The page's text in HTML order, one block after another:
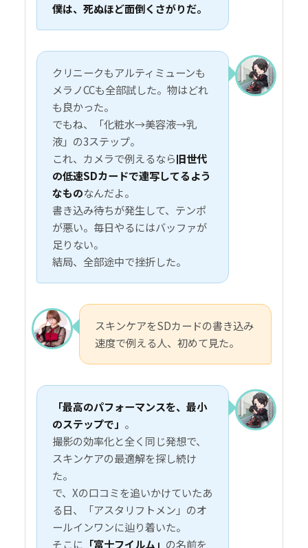
僕は、死ぬほど面倒くさがりだ。
クリニークもアルティミューンも
メラノCCも全部試した。物はどれ
も良かった。
でもね、「化粧水→美容液→乳
液」の3ステップ。
これ、カメラで例えるなら旧世代
の低速SDカードで連写してるよう
なものなんだよ。
書き込み待ちが発生して、テンポ
が悪い。毎日やるにはバッファが
足りない。
結局、全部途中で挫折した。
スキンケアをSDカードの書き込み
速度で例える人、初めて見た。
「最高のパフォーマンスを、最小
のステップで」 。
撮影の効率化と全く同じ発想で、
スキンケアの最適解を探し続け
た。
で、Xの口コミを追いかけていたあ
る日、「アスタリフトメン」のオ
ールインワンに辿り着いた。
そこに 「富士フイルム」 の名前を